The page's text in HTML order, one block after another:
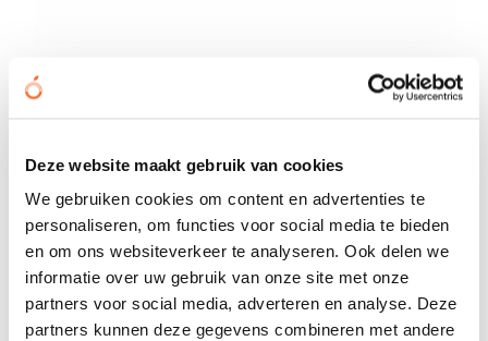
Deze website maakt gebruik van cookies
We gebruiken cookies om content en advertenties te
personaliseren, om functies voor social media te bieden
en om ons websiteverkeer te analyseren. Ook delen we
informatie over uw gebruik van onze site met onze
partners voor social media, adverteren en analyse. Deze
partners kunnen deze gegevens combineren met andere
DIFFUSOR - Nachtlamp
Bedrukt geleverd in: 10 werkdag(en)
Onbedrukt geleverd in: 3 werkdag(en)
Bekijken